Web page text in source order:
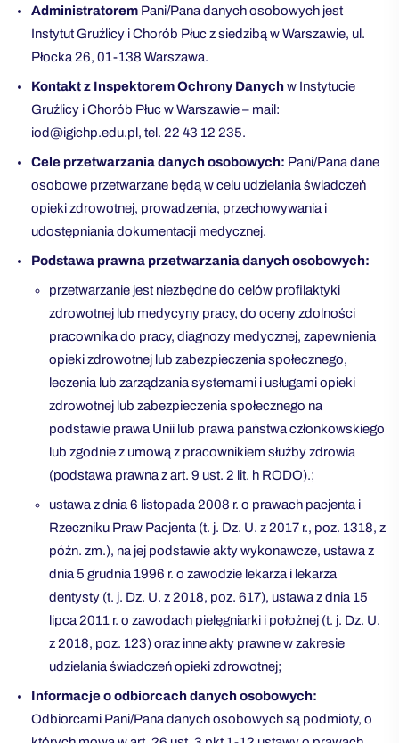
Administratorem Pani/Pana danych osobowych jest
Instytut Gruźlicy i Chorób Płuc z siedzibą w Warszawie, ul.
Płocka 26, 01-138 Warszawa.
Kontakt z Inspektorem Ochrony Danychw Instytucie
Gruźlicy i Chorób Płuc w Warszawie – mail:
iod@igichp.edu.pl, tel. 22 43 12 235.
Cele przetwarzania danych osobowych: Pani/Pana dane
osobowe przetwarzane będą w celu udzielania świadczeń
opieki zdrowotnej, prowadzenia, przechowywania i
udostępniania dokumentacji medycznej.
Podstawa prawna przetwarzania danych osobowych:
przetwarzanie jest niezbędne do celów profilaktyki
zdrowotnej lub medycyny pracy, do oceny zdolności
pracownika do pracy, diagnozy medycznej, zapewnienia
opieki zdrowotnej lub zabezpieczenia społecznego,
leczenia lub zarządzania systemami i usługami opieki
zdrowotnej lub zabezpieczenia społecznego na
podstawie prawa Unii lub prawa państwa członkowskiego
lub zgodnie z umową z pracownikiem służby zdrowia
(podstawa prawna z art. 9 ust. 2 lit. h RODO).;
ustawa z dnia 6 listopada 2008 r. o prawach pacjenta i
Rzeczniku Praw Pacjenta (t. j. Dz. U. z 2017 r., poz. 1318, z
późn. zm.), na jej podstawie akty wykonawcze, ustawa z
dnia 5 grudnia 1996 r. o zawodzie lekarza i lekarza
dentysty (t. j. Dz. U. z 2018, poz. 617), ustawa z dnia 15
lipca 2011 r. o zawodach pielęgniarki i położnej (t. j. Dz. U.
z 2018, poz. 123) oraz inne akty prawne w zakresie
udzielania świadczeń opieki zdrowotnej;
Informacje o odbiorcach danych osobowych:
Odbiorcami Pani/Pana danych osobowych są podmioty, o